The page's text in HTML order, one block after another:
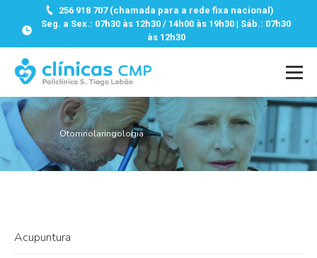
256 918 707 (chamada para a rede fixa nacional)
Seg. a Sex.: 07h30 às 12h30 / 14h00 às 19h30 | Sáb.: 07h30
às 12h30
Otorrinolaringologia
Acupuntura